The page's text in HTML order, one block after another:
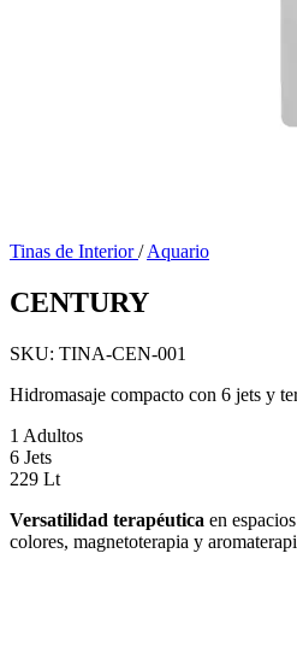
Tinas de Interior/ Aquario
CENTURY
SKU: TINA-CEN-001
Hidromasaje compacto con 6 jets y
1 Adultos
6 Jets
229 Lt
Versatilidad terapéutica en
colores, magnetoterapia y